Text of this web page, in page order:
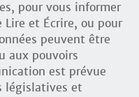
pour vous informer
et Écrire, ou pour
peuvent être
aux pouvoirs
est prévue
législatives et